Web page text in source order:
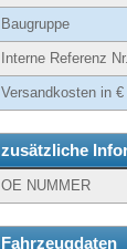
Baugruppe
Interne Referenz Nr.
Versandkosten in €
zusätzliche
OE NUMMER
Fahrzeugdaten